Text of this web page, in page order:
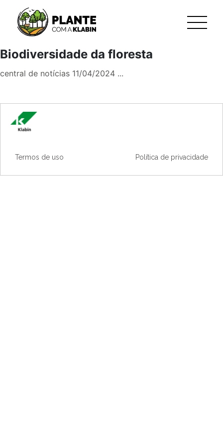
Pular para o Conteúdo principal
Biodiversidade da floresta
central de notícias 11/04/2024 ...
Termos de uso Política de privacidade